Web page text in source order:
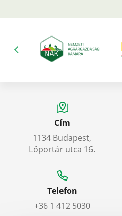
Cím
1134 Budapest,
Lőportár utca 16.
Telefon
+36 1 412 5030